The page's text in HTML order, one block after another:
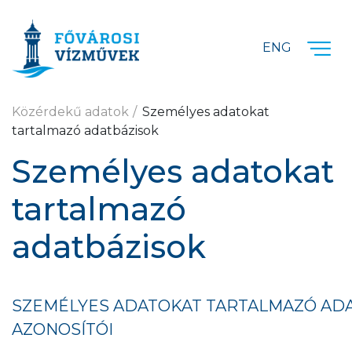
ENG
Közérdekű adatok
Személyes adatokat
tartalmazó adatbázisok
Személyes adatokat
tartalmazó
adatbázisok
SZEMÉLYES ADATOKAT TARTALMAZÓ
AZONOSÍTÓI